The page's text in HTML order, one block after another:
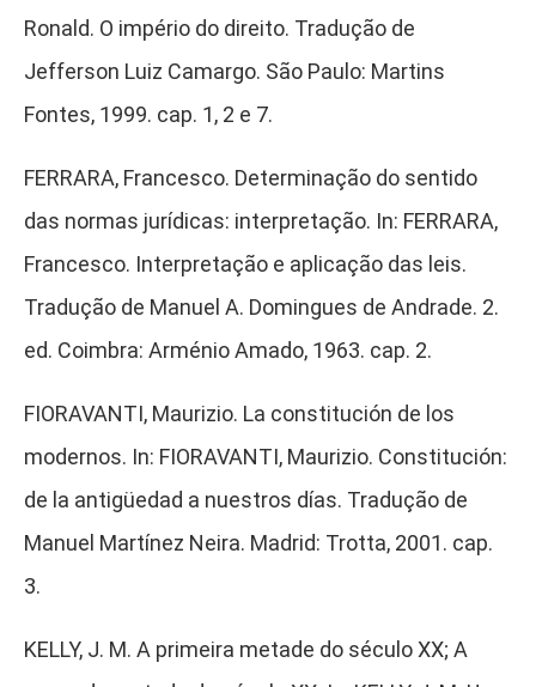
Ronald. O império do direito. Tradução de
Jefferson Luiz Camargo. São Paulo: Martins
Fontes, 1999. cap. 1, 2 e 7.
FERRARA, Francesco. Determinação do sentido
das normas jurídicas: interpretação. In: FERRARA,
Francesco. Interpretação e aplicação das leis.
Tradução de Manuel A. Domingues de Andrade. 2.
ed. Coimbra: Arménio Amado, 1963. cap. 2.
FIORAVANTI, Maurizio. La constitución de los
modernos. In: FIORAVANTI, Maurizio. Constitución:
de la antigüedad a nuestros días. Tradução de
Manuel Martínez Neira. Madrid: Trotta, 2001. cap.
3.
KELLY, J. M. A primeira metade do século XX; A